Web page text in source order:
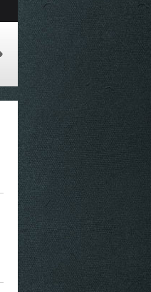
PREDSTAVLJENA ANALIZA
Koliko košta diploma u BiH?